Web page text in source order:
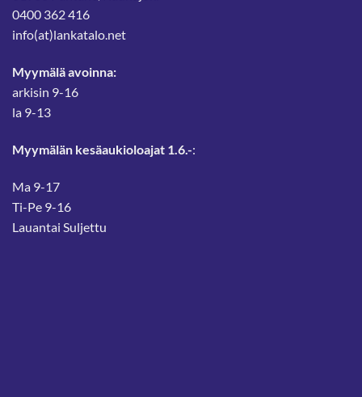
0400 362 416
info(at)lankatalo.net
Myymälä avoinna:
arkisin 9-16
la 9-13
Myymälän kesäaukioloajat 1.6.-:
Ma 9-17
Ti-Pe 9-16
Lauantai Suljettu